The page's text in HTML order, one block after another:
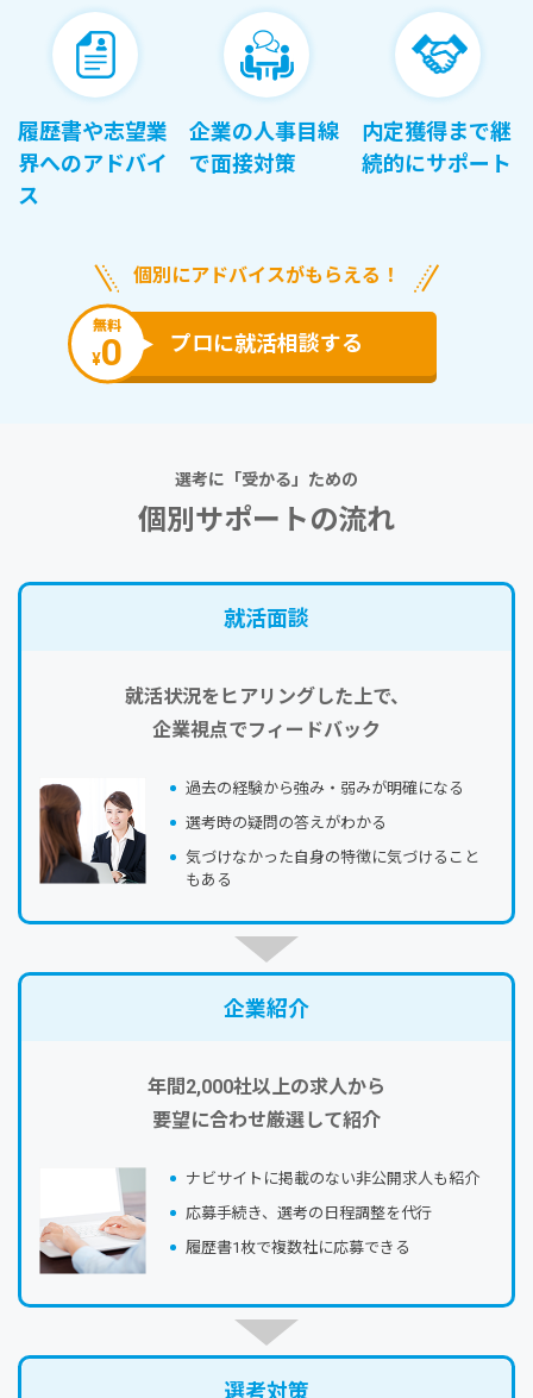
履歴書や志望業
界へのアドバイ
ス
企業の人事目線
で面接対策
内定獲得まで継
続的にサポート
個別にアドバイスがもらえる！
無料
¥0 プロに就活相談する
選考に「受かる」ための
個別サポートの流れ
就活⾯談
就活状況をヒアリングした上で、
企業視点でフィードバック
過去の経験から強み・弱みが明確になる
選考時の疑問の答えがわかる
気づけなかった自身の特徴に気づけること
もある
企業紹介
年間2,000社以上の求人から
要望に合わせ厳選して紹介
ナビサイトに掲載のない⾮公開求⼈も紹介
応募⼿続き、選考の⽇程調整を代⾏
履歴書1枚で複数社に応募できる
選考対策